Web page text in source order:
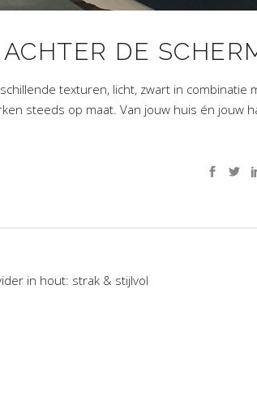
DE
texturen, licht, zwart in
steeds op maat. Van jouw huis én jouw
in hout: strak & stijlvol